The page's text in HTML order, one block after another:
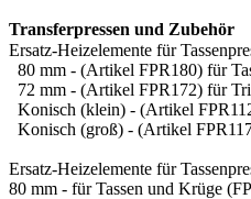
Transferpressen und Zubehör
Ersatz-Heizelemente für
80 mm - (Artikel FPR180) für
72 mm - (Artikel FPR172) für
Konisch (klein) - (Artikel
Konisch (groß) - (Artikel
Ersatz-Heizelemente für
80 mm - für Tassen und Krüge